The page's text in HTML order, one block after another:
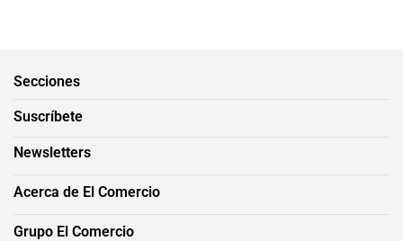
Secciones
Suscríbete
Newsletters
Acerca de El Comercio
Grupo El Comercio